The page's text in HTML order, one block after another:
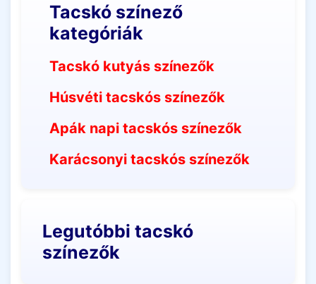
Tacskó színező
kategóriák
Tacskó kutyás színezők
Húsvéti tacskós színezők
Apák napi tacskós színezők
Karácsonyi tacskós színezők
Legutóbbi tacskó
színezők